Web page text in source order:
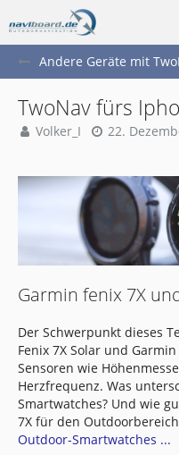
Andere Geräte mit
TwoNav fürs
Volker_I 22.
Garmin fenix 7X
Der Schwerpunkt dieses
Fenix 7X Solar und
Sensoren wie
Herzfrequenz. Was
Smartwatches? Und wie
7X für den
Outdoor-Smartwatches ...